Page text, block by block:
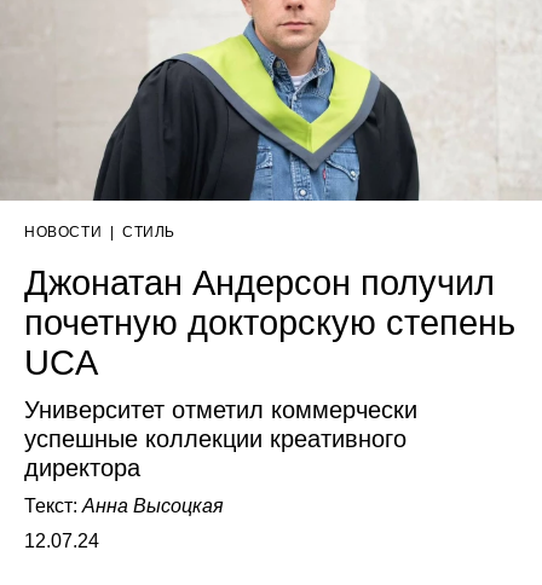
НОВОСТИ СТИЛЬ
Джонатан Андерсон получил
почетную докторскую степень
UCA
Университет отметил коммерчески
успешные коллекции креативного
директора
Текст: Анна Высоцкая
12.07.24